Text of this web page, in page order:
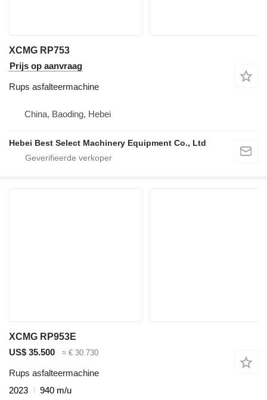
XCMG RP753
Prijs op aanvraag
Rups asfalteermachine
China, Baoding, Hebei
Hebei Best Select Machinery Equipment Co., Ltd
XCMG RP953E
US$ 35.500
≈ € 30.730
Rups asfalteermachine
2023
940 m/u